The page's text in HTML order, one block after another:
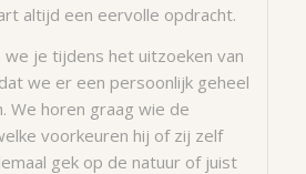
altijd een eervolle opdracht.
we je tijdens het uitzoeken van
we er een persoonlijk geheel
We horen graag wie de
voorkeuren hij of zij zelf
gek op de natuur of juist